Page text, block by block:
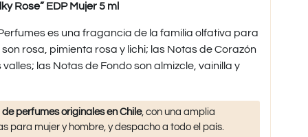
Rose” EDP Mujer 5 ml
es una fragancia de la familia olfativa para
rosa, pimienta rosa y lichi; las Notas de Corazón
las Notas de Fondo son almizcle, vainilla y
perfumes originales en Chile, con una amplia
para mujer y hombre, y despacho a todo el país.